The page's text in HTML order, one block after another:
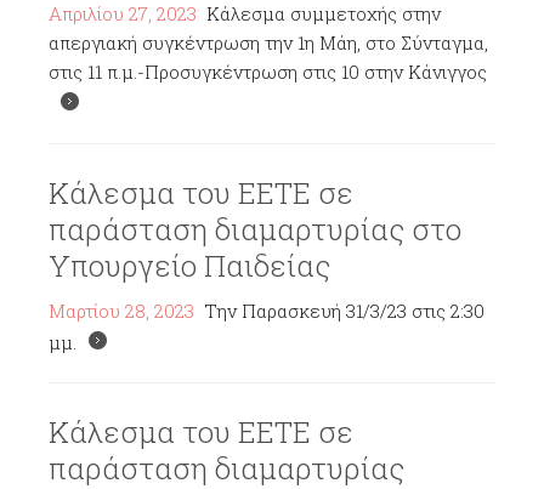
Απριλίου 27, 2023 Κάλεσμα συμμετοχής στην
απεργιακή συγκέντρωση την 1η Μάη, στο Σύνταγμα,
στις 11 π.μ.-Προσυγκέντρωση στις 10 στην Κάνιγγος
Κάλεσμα του ΕΕΤΕ σε
παράσταση διαμαρτυρίας στο
Υπουργείο Παιδείας
Μαρτίου 28, 2023 Την Παρασκευή 31/3/23 στις 2:30
μμ.
Κάλεσμα του ΕΕΤΕ σε
παράσταση διαμαρτυρίας